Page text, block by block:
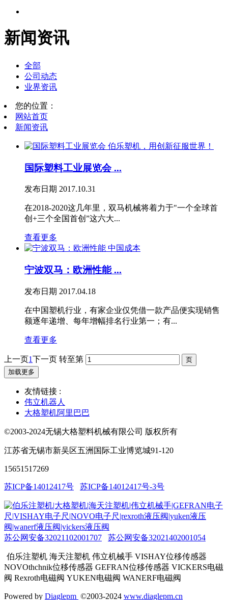
新闻资讯
全部
公司动态
业界资讯
您的位置：
网站首页
新闻资讯
国际塑料工业展览会 ...
发布日期 2017.10.31
在2018-2020这几年里，双马机械将着力于"一个全球首
创+三个全国首创”这六大...
查看更多
宁波双马：欧洲性能 ...
发布日期 2017.04.18
在中国塑机行业，有家企业仅凭借一款产品便实现销售
额逐年递增、每年增幅排名行业第一；有...
查看更多
上一页1下一页 转至第
加载更多
友情链接 :
伟立机器人
大格塑机阿里巴巴
©2003-2024无锡大格塑料机械有限公司 版权所有
江苏省无锡市新吴区五洲国际工业博览城91-120
15651517269
苏ICP备14012417号 苏ICP备14012417号-3号
苏公网安备32021102001707 苏公网安备32021402001054
伯乐注塑机 海天注塑机 伟立机械手 VISHAY位移传感器
NOVOthchnik位移传感器 GEFRAN位移传感器 VICKERS电磁
阀 Rexroth电磁阀 YUKEN电磁阀 WANERF电磁阀
Powered by Diaglepm ©2003-2024 www.diaglepm.cn